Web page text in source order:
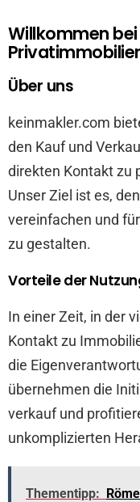
Willkommen
Über uns
keinmakler.com
den Kauf und
direkten Kontakt zu
Unser Ziel ist es,
vereinfachen und
zu gestalten.
Vorteile der
In einer Zeit, in der
Kontakt zu
die
übernehmen die
verkauf und
unkomplizierten
Thementipp: